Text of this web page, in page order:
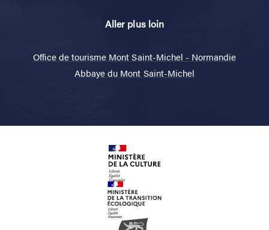
Aller plus loin
Office de tourisme Mont Saint-Michel - Normandie
Abbaye du Mont Saint-Michel